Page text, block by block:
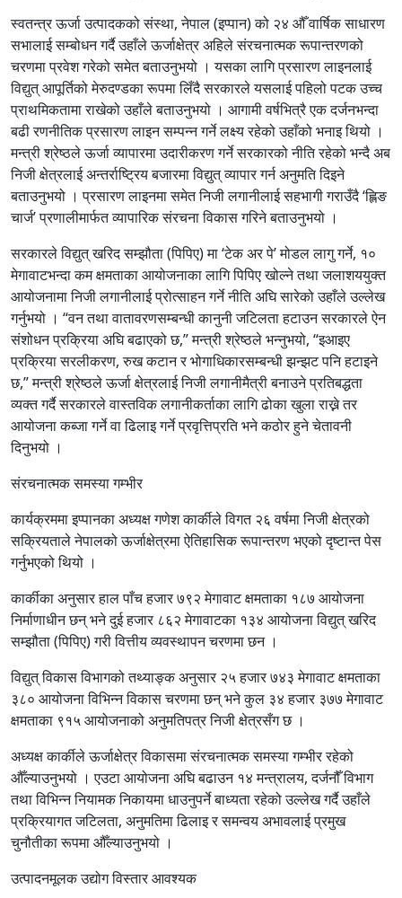
स्वतन्त्र ऊर्जा उत्पादकको संस्था, नेपाल (इप्पान) को २४ औँ वार्षिक साधारण
सभालाई सम्बोधन गर्दै उहाँले ऊर्जाक्षेत्र अहिले संरचनात्मक रूपान्तरणको
चरणमा प्रवेश गरेको समेत बताउनुभयो । यसका लागि प्रसारण लाइनलाई
विद्युत् आपूर्तिको मेरुदण्डका रूपमा लिँदै सरकारले यसलाई पहिलो पटक उच्च
प्राथमिकतामा राखेको उहाँले बताउनुभयो । आगामी वर्षभित्रै एक दर्जनभन्दा
बढी रणनीतिक प्रसारण लाइन सम्पन्न गर्ने लक्ष्य रहेको उहाँको भनाइ थियो ।
मन्त्री श्रेष्ठले ऊर्जा व्यापारमा उदारीकरण गर्ने सरकारको नीति रहेको भन्दै अब
निजी क्षेत्रलाई अन्तर्राष्ट्रिय बजारमा विद्युत् व्यापार गर्न अनुमति दिइने
बताउनुभयो । प्रसारण लाइनमा समेत निजी लगानीलाई सहभागी गराउँदै ‘ह्लिङ
चार्ज’ प्रणालीमार्फत व्यापारिक संरचना विकास गरिने बताउनुभयो ।
सरकारले विद्युत् खरिद सम्झौता (पिपिए) मा ‘टेक अर पे’ मोडल लागु गर्ने, १०
मेगावाटभन्दा कम क्षमताका आयोजनाका लागि पिपिए खोल्ने तथा जलाशययुक्त
आयोजनामा निजी लगानीलाई प्रोत्साहन गर्ने नीति अघि सारेको उहाँले उल्लेख
गर्नुभयो । “वन तथा वातावरणसम्बन्धी कानुनी जटिलता हटाउन सरकारले ऐन
संशोधन प्रक्रिया अघि बढाएको छ,” मन्त्री श्रेष्ठले भन्नुभयो, “इआइए
प्रक्रिया सरलीकरण, रुख कटान र भोगाधिकारसम्बन्धी झन्झट पनि हटाइने
छ,” मन्त्री श्रेष्ठले ऊर्जा क्षेत्रलाई निजी लगानीमैत्री बनाउने प्रतिबद्धता
व्यक्त गर्दै सरकारले वास्तविक लगानीकर्ताका लागि ढोका खुला राख्ने तर
आयोजना कब्जा गर्ने वा ढिलाइ गर्ने प्रवृत्तिप्रति भने कठोर हुने चेतावनी
दिनुभयो ।
संरचनात्मक समस्या गम्भीर
कार्यक्रममा इप्पानका अध्यक्ष गणेश कार्कीले विगत २६ वर्षमा निजी क्षेत्रको
सक्रियताले नेपालको ऊर्जाक्षेत्रमा ऐतिहासिक रूपान्तरण भएको दृष्टान्त पेस
गर्नुभएको थियो ।
कार्कीका अनुसार हाल पाँच हजार ७९२ मेगावाट क्षमताका १८७ आयोजना
निर्माणाधीन छन् भने दुई हजार ८६२ मेगावाटका १३४ आयोजना विद्युत् खरिद
सम्झौता (पिपिए) गरी वित्तीय व्यवस्थापन चरणमा छन ।
विद्युत् विकास विभागको तथ्याङ्क अनुसार २५ हजार ७४३ मेगावाट क्षमताका
३८० आयोजना विभिन्न विकास चरणमा छन् भने कुल ३४ हजार ३७७ मेगावाट
क्षमताका ९१५ आयोजनाको अनुमतिपत्र निजी क्षेत्रसँग छ ।
अध्यक्ष कार्कीले ऊर्जाक्षेत्र विकासमा संरचनात्मक समस्या गम्भीर रहेको
औँल्याउनुभयो । एउटा आयोजना अघि बढाउन १४ मन्त्रालय, दर्जनौँ विभाग
तथा विभिन्न नियामक निकायमा धाउनुपर्ने बाध्यता रहेको उल्लेख गर्दै उहाँले
प्रक्रियागत जटिलता, अनुमतिमा ढिलाइ र समन्वय अभावलाई प्रमुख
चुनौतीका रूपमा औँल्याउनुभयो ।
उत्पादनमूलक उद्योग विस्तार आवश्यक